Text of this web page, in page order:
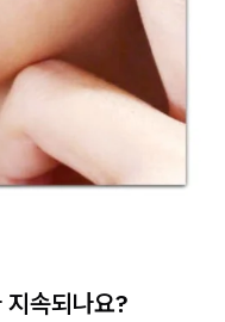
속되나요?